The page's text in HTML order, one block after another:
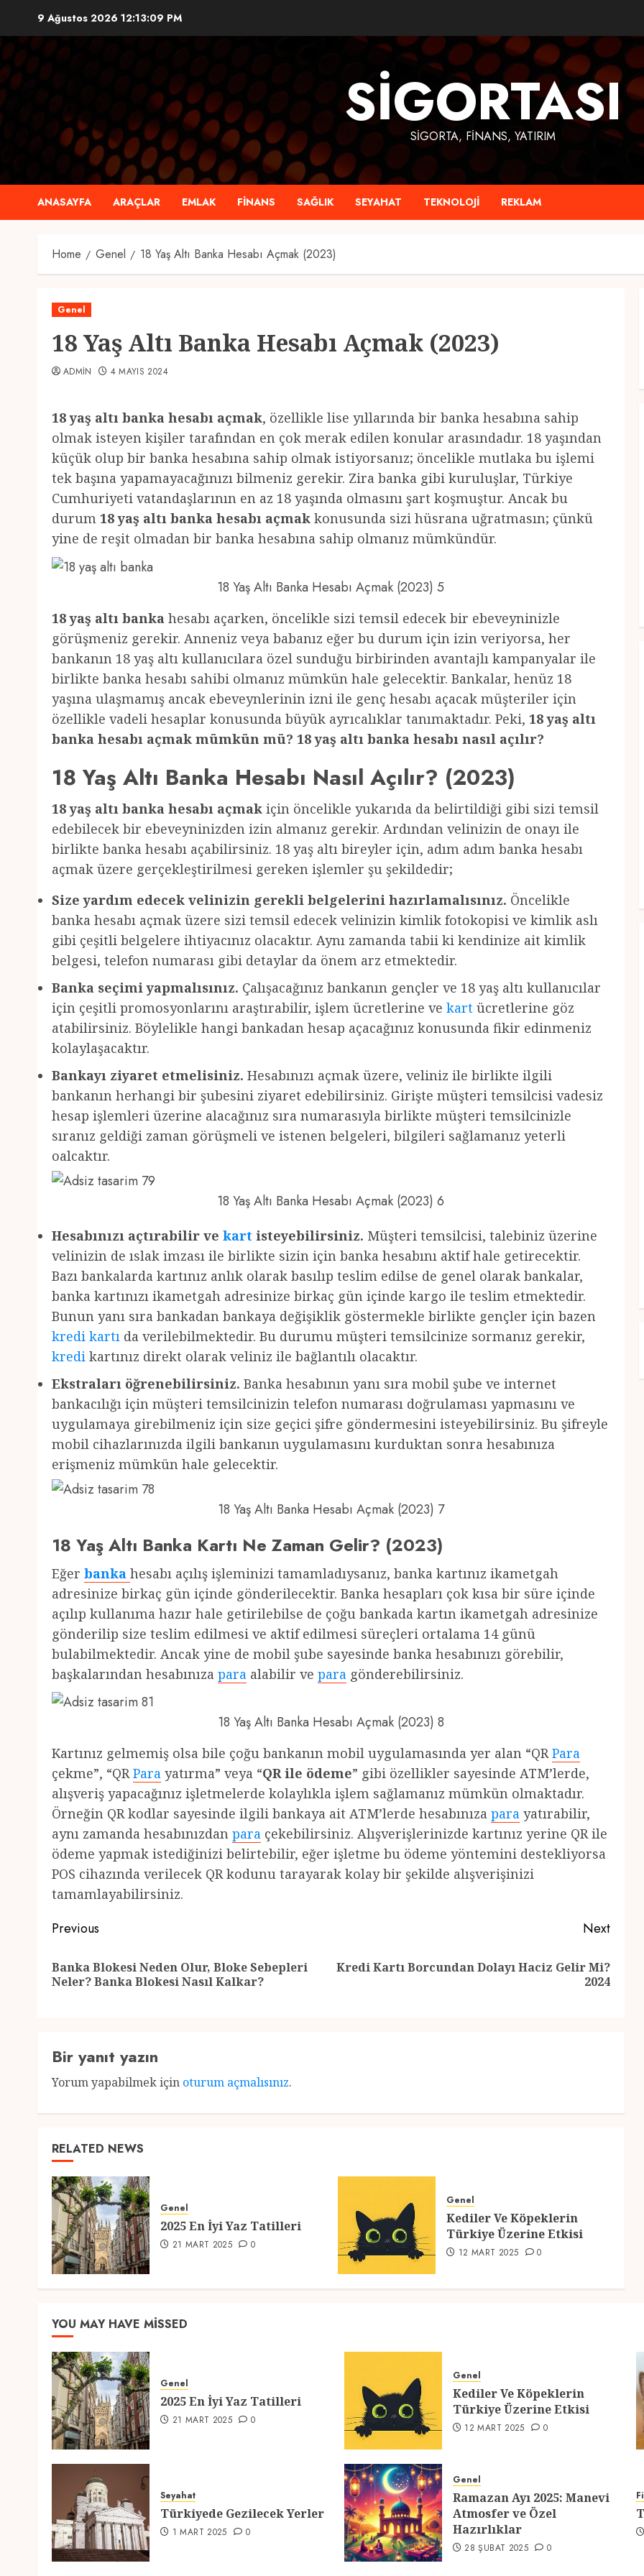
content
9 Ağustos 2026 12:13:10 PM
SIGORTASI
SIGORTA, FINANS, YATIRIM
ANASAYFA ARAÇLAR EMLAK FINANS SAĞLIK SEYAHAT TEKNOLOJI REKLAM
Home Genel 18 Yaş Altı Banka Hesabı Açmak (2023)
Genel
18 Yaş Altı Banka Hesabı Açmak (2023)
ADMIN 4 MAYIS 2024
18 yaş altı banka hesabı açmak, özellikle lise yıllarında bir banka hesabına sahip
olmak isteyen kişiler tarafından en çok merak edilen konular arasındadır. 18 yaşından
küçük olup bir banka hesabına sahip olmak istiyorsanız; öncelikle mutlaka bu işlemi
tek başına yapamayacağınızı bilmeniz gerekir. Zira banka gibi kuruluşlar, Türkiye
Cumhuriyeti vatandaşlarının en az 18 yaşında olmasını şart koşmuştur. Ancak bu
durum 18 yaş altı banka hesabı açmak konusunda sizi hüsrana uğratmasın; çünkü
yine de reşit olmadan bir banka hesabına sahip olmanız mümkündür.
18 Yaş Altı Banka Hesabı Açmak (2023) 5
18 yaş altı banka hesabı açarken, öncelikle sizi temsil edecek bir ebeveyninizle
görüşmeniz gerekir. Anneniz veya babanız eğer bu durum için izin veriyorsa, her
bankanın 18 yaş altı kullanıcılara özel sunduğu birbirinden avantajlı kampanyalar ile
birlikte banka hesabı sahibi olmanız mümkün hale gelecektir. Bankalar, henüz 18
yaşına ulaşmamış ancak ebeveynlerinin izni ile genç hesabı açacak müşteriler için
özellikle vadeli hesaplar konusunda büyük ayrıcalıklar tanımaktadır. Peki, 18 yaş altı
banka hesabı açmak mümkün mü? 18 yaş altı banka hesabı nasıl açılır?
18 Yaş Altı Banka Hesabı Nasıl Açılır? (2023)
18 yaş altı banka hesabı açmak için öncelikle yukarıda da belirtildiği gibi sizi temsil
edebilecek bir ebeveyninizden izin almanız gerekir. Ardından velinizin de onayı ile
birlikte banka hesabı açabilirsiniz. 18 yaş altı bireyler için, adım adım banka hesabı
açmak üzere gerçekleştirilmesi gereken işlemler şu şekildedir;
Size yardım edecek velinizin gerekli belgelerini hazırlamalısınız. Öncelikle
banka hesabı açmak üzere sizi temsil edecek velinizin kimlik fotokopisi ve kimlik aslı
gibi çeşitli belgelere ihtiyacınız olacaktır. Aynı zamanda tabii ki kendinize ait kimlik
belgesi, telefon numarası gibi detaylar da önem arz etmektedir.
Banka seçimi yapmalısınız. Çalışacağınız bankanın gençler ve 18 yaş altı kullanıcılar
için çeşitli promosyonlarını araştırabilir, işlem ücretlerine ve kart ücretlerine göz
atabilirsiniz. Böylelikle hangi bankadan hesap açacağınız konusunda fikir edinmeniz
kolaylaşacaktır.
Bankayı ziyaret etmelisiniz. Hesabınızı açmak üzere, veliniz ile birlikte ilgili
bankanın herhangi bir şubesini ziyaret edebilirsiniz. Girişte müşteri temsilcisi vadesiz
hesap işlemleri üzerine alacağınız sıra numarasıyla birlikte müşteri temsilcinizle
sıranız geldiği zaman görüşmeli ve istenen belgeleri, bilgileri sağlamanız yeterli
oalcaktır.
18 Yaş Altı Banka Hesabı Açmak (2023) 6
Hesabınızı açtırabilir ve kart isteyebilirsiniz. Müşteri temsilcisi, talebiniz üzerine
velinizin de ıslak imzası ile birlikte sizin için banka hesabını aktif hale getirecektir.
Bazı bankalarda kartınız anlık olarak basılıp teslim edilse de genel olarak bankalar,
banka kartınızı ikametgah adresinize birkaç gün içinde kargo ile teslim etmektedir.
Bunun yanı sıra bankadan bankaya değişiklik göstermekle birlikte gençler için bazen
kredi kartı da verilebilmektedir. Bu durumu müşteri temsilcinize sormanız gerekir,
kredi kartınız direkt olarak veliniz ile bağlantılı olacaktır.
Ekstraları öğrenebilirsiniz. Banka hesabının yanı sıra mobil şube ve internet
bankacılığı için müşteri temsilcinizin telefon numarası doğrulaması yapmasını ve
uygulamaya girebilmeniz için size geçici şifre göndermesini isteyebilirsiniz. Bu şifreyle
mobil cihazlarınızda ilgili bankanın uygulamasını kurduktan sonra hesabınıza
erişmeniz mümkün hale gelecektir.
18 Yaş Altı Banka Hesabı Açmak (2023) 7
18 Yaş Altı Banka Kartı Ne Zaman Gelir? (2023)
Eğer banka hesabı açılış işleminizi tamamladıysanız, banka kartınız ikametgah
adresinize birkaç gün içinde gönderilecektir. Banka hesapları çok kısa bir süre içinde
açılıp kullanıma hazır hale getirilebilse de çoğu bankada kartın ikametgah adresinize
gönderilip size teslim edilmesi ve aktif edilmesi süreçleri ortalama 14 günü
bulabilmektedir. Ancak yine de mobil şube sayesinde banka hesabınızı görebilir,
başkalarından hesabınıza para alabilir ve para gönderebilirsiniz.
18 Yaş Altı Banka Hesabı Açmak (2023) 8
Kartınız gelmemiş olsa bile çoğu bankanın mobil uygulamasında yer alan “QRPara
çekme”, “QRPara yatırma” veya “QR ile ödeme” gibi özellikler sayesinde ATM’lerde,
alışveriş yapacağınız işletmelerde kolaylıkla işlem sağlamanız mümkün olmaktadır.
Örneğin QR kodlar sayesinde ilgili bankaya ait ATM’lerde hesabınıza para yatırabilir,
aynı zamanda hesabınızdan para çekebilirsiniz. Alışverişlerinizde kartınız yerine QR ile
ödeme yapmak istediğinizi belirtebilir, eğer işletme bu ödeme yöntemini destekliyorsa
POS cihazında verilecek QR kodunu tarayarak kolay bir şekilde alışverişinizi
tamamlayabilirsiniz.
Post
navigation
Previous
Previous
Banka Blokesi Neden Olur, Bloke Sebepleri
Neler? Banka Blokesi Nasıl Kalkar?
Next
Next
Kredi Kartı Borcundan Dolayı Haciz Gelir Mi?
2024
Bir yanıt yazın
Yorum yapabilmek için oturum açmalısınız.
RELATED NEWS
Genel
2025 En İyi Yaz Tatilleri
21 MART 2025 0
Genel
Kediler Ve Köpeklerin
Türkiye Üzerine Etkisi
12 MART 2025 0
YOU MAY HAVE MISSED
Genel
2025 En İyi Yaz Tatilleri
21 MART 2025 0
Genel
Kediler Ve Köpeklerin
Türkiye Üzerine Etkisi
12 MART 2025 0
Seyahat
Türkiyede Gezilecek Yerler
1 MART 2025 0
Genel
Ramazan Ayı 2025: Manevi
Atmosfer ve Özel
Hazırlıklar
28 ŞUBAT 2025 0